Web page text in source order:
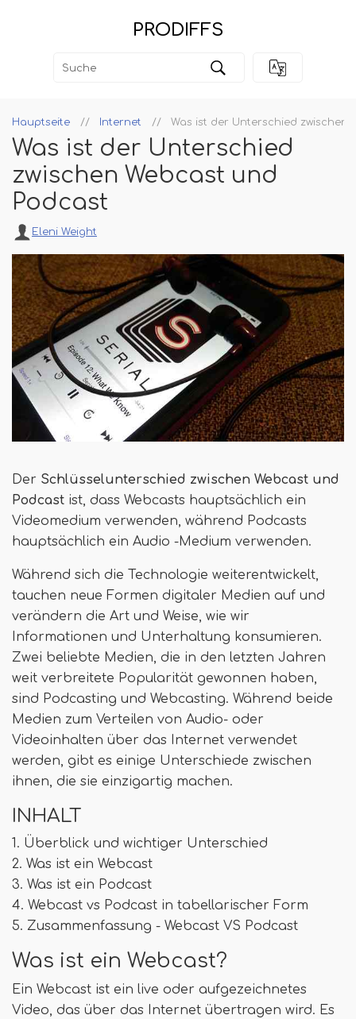
PRODIFFS
Hauptseite Internet Was ist der Unterschied zwischen
Was ist der Unterschied
zwischen Webcast und
Podcast
Eleni Weight
Der Schlüsselunterschied zwischen Webcast und
Podcast ist, dass Webcasts hauptsächlich ein
Videomedium verwenden, während Podcasts
hauptsächlich ein Audio -Medium verwenden.
Während sich die Technologie weiterentwickelt,
tauchen neue Formen digitaler Medien auf und
verändern die Art und Weise, wie wir
Informationen und Unterhaltung konsumieren.
Zwei beliebte Medien, die in den letzten Jahren
weit verbreitete Popularität gewonnen haben,
sind Podcasting und Webcasting. Während beide
Medien zum Verteilen von Audio- oder
Videoinhalten über das Internet verwendet
werden, gibt es einige Unterschiede zwischen
ihnen, die sie einzigartig machen.
INHALT
1. Überblick und wichtiger Unterschied
2. Was ist ein Webcast
3. Was ist ein Podcast
4. Webcast vs Podcast in tabellarischer Form
5. Zusammenfassung - Webcast VS Podcast
Was ist ein Webcast?
Ein Webcast ist ein live oder aufgezeichnetes
Video, das über das Internet übertragen wird. Es